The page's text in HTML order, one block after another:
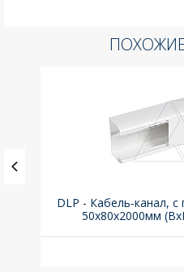
DLP - Кабель-канал,
50x80х2000мм